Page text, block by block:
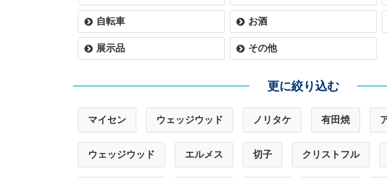
自転車 お酒
展示品 その他
更に絞り込む
マイセン ウェッジウッド ノリタケ 有田焼
ウェッジウッド エルメス 切子 クリストフル